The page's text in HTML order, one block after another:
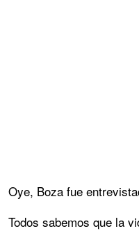
Oye, Boza fue
Todos sabemos que la